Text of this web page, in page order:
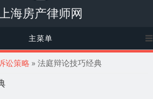
海房产律师网
主菜单
讼策略 » 法庭辩论技巧经典